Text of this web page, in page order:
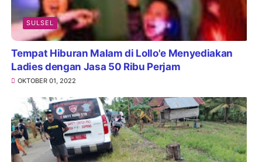
SULSEL
Tempat Hiburan Malam di Lollo'e Menyediakan
Ladies dengan Jasa 50 Ribu Perjam
OKTOBER 01, 2022